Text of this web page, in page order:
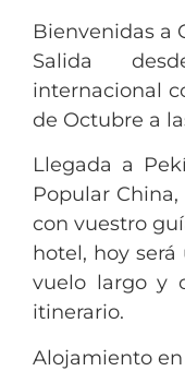
Bienvenidas a
Salida
internacional
de Octubre a
Llegada a
Popular
con vuestro
hotel, hoy
vuelo largo y
itinerario.
Alojamiento